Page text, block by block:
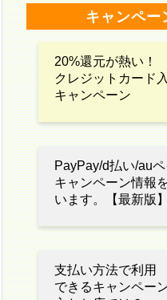
キャンペー
20%還元が熱い！
クレジットカード
キャンペーン
PayPay/d払い/au
キャンペーン情報
います。【最新版】
支払い方法で利用
できるキャンペー